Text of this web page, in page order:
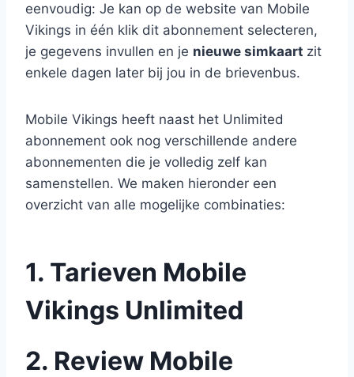
eenvoudig: Je kan op de website van Mobile
Vikings in één klik dit abonnement selecteren,
je gegevens invullen en je nieuwe simkaart zit
enkele dagen later bij jou in de brievenbus.
Mobile Vikings heeft naast het Unlimited
abonnement ook nog verschillende andere
abonnementen die je volledig zelf kan
samenstellen. We maken hieronder een
overzicht van alle mogelijke combinaties:
1. Tarieven Mobile
Vikings Unlimited
2. Review Mobile